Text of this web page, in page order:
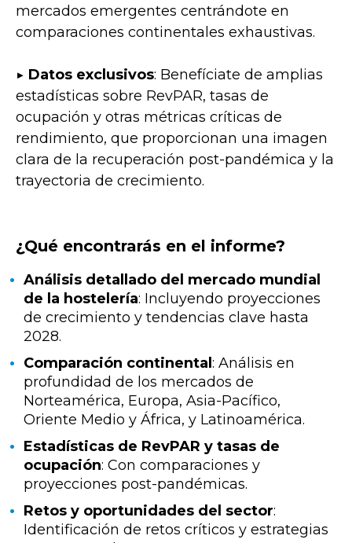
mercados emergentes centrándote en
comparaciones continentales exhaustivas.
▶️ Datos exclusivos: Benefíciate de amplias
estadísticas sobre RevPAR, tasas de
ocupación y otras métricas críticas de
rendimiento, que proporcionan una imagen
clara de la recuperación post-pandémica y la
trayectoria de crecimiento.
¿Qué encontrarás en el informe?
Análisis detallado del mercado mundial
de la hostelería: Incluyendo proyecciones
de crecimiento y tendencias clave hasta
2028.
Comparación continental : Análisis en
profundidad de los mercados de
Norteamérica, Europa, Asia-Pacífico,
Oriente Medio y África, y Latinoamérica.
Estadísticas de RevPAR y tasas de
ocupación: Con comparaciones y
proyecciones post-pandémicas.
Retos y oportunidades del sector:
Identificación de retos críticos y estrategias